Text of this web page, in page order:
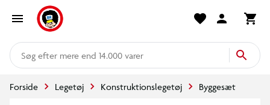
mere end 14.000 varer
Forside Legetøj Konstruktionslegetøj Byggesæt